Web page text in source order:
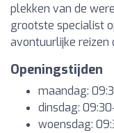
plekken van de
grootste specialist
avontuurlijke reizen
Openingstijden
maandag:
dinsdag:
woensdag: